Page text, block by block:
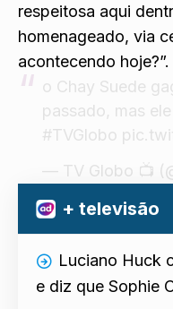
respeitosa aqui
homenageado, via
acontecendo hoje?”.
o Chay Suede
passado, mas
#TVGlobo
— TV Globo 📺
+ televisão
Luciano Huck
e diz que Sophie